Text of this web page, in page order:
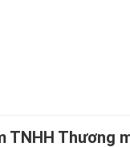
TNHH Thương